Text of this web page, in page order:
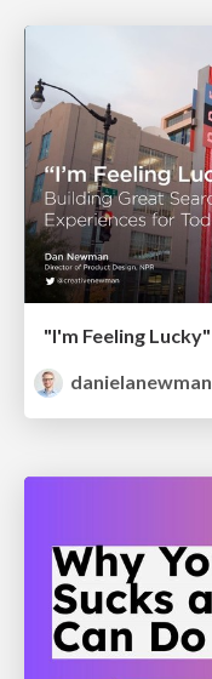
danielanewman